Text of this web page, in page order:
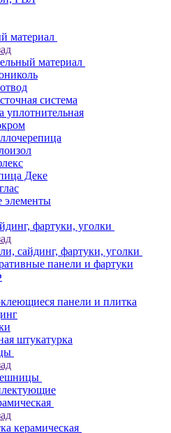
материал
материал
система
уплотнительная
Деке
элементы
фартуки, уголки
сайдинг, фартуки, уголки
панели и фартуки
панели и плитка
штукатурка
керамическая